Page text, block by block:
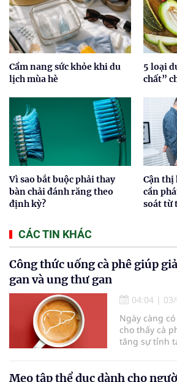
Cẩm nang sức khỏe khi du
lịch mùa hè
5 loại
chất”
Vì sao bắt buộc phải thay
bàn chải đánh răng theo
định kỳ?
Cận thị
cần
soát từ
CÁC TIN KHÁC
Công thức uống cà phê giúp
gan và ung thư gan
04:04 |
Ngày càng
cho thấy cà
tăng sự tỉnh
đóng vai trò
Mẹo tập thể dục dành cho